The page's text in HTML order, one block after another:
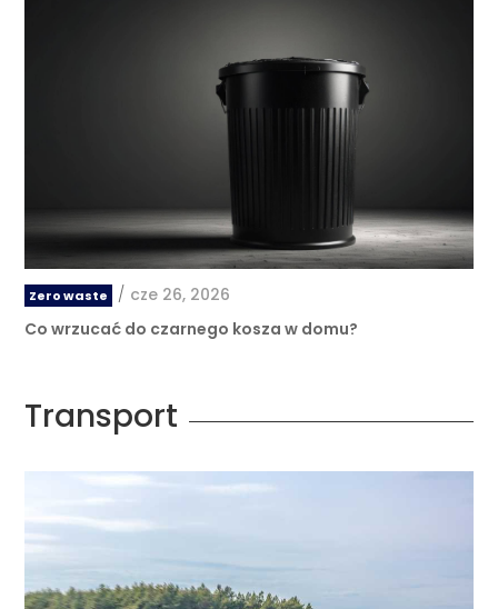
Zero waste / cze 26, 2026
Co wrzucać do czarnego kosza w domu?
Transport